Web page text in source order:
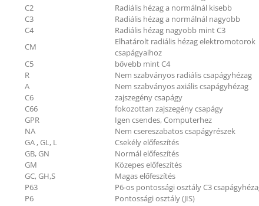
C2
Radiális hézag a normálnál kisebb
C3
Radiális hézag a normálnál nagyobb
C4
Radiális hézag nagyobb mint C3
CM
Elhatárolt radiális hézag elektromotorok
csapágyaihoz
C5
bővebb mint C4
R
Nem szabványos radiális csapágyhézag
A
Nem szabványos axiális csapágyhézag
C6
zajszegény csapágy
C66
fokozottan zajszegény csapágy
GPR
Igen csendes, Computerhez
NA
Nem csereszabatos csapágyrészek
GA , GL, L
Csekély előfeszítés
GB, GN
Normál előfeszítés
GM
Közepes előfeszítés
GC, GH,S
Magas előfeszítés
P63
P6-os pontossági osztály C3
P6
Pontossági osztály (JIS)